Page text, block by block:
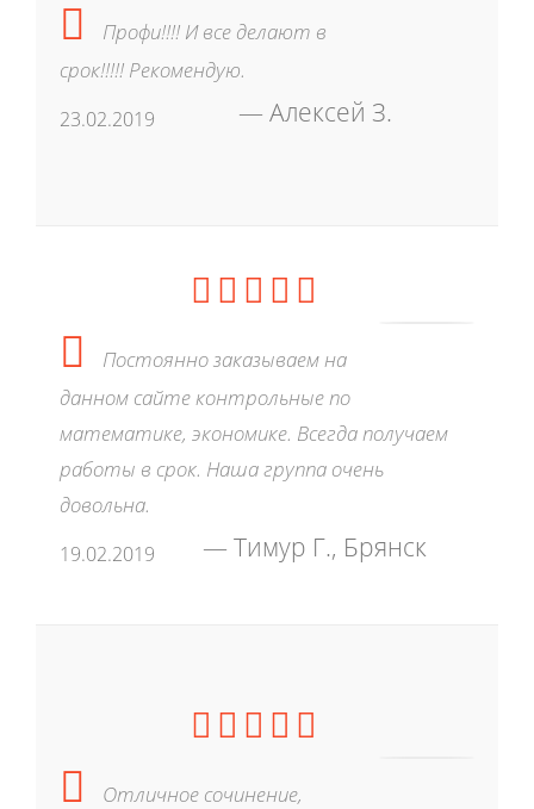
Профи!!!! И все делают в
срок!!!!! Рекомендую.
23.02.2019 Алексей З.
Постоянно заказываем на
данном сайте контрольные по
математике, экономике. Всегда получаем
работы в срок. Наша группа очень
довольна.
19.02.2019 Тимур Г., Брянск
Отличное сочинение,